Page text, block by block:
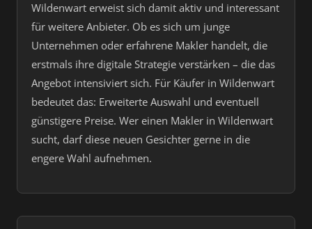
Wildenwart erweist sich damit aktiv und interessant
für weitere Anbieter. Ob es sich um junge
Unternehmen oder erfahrene Makler handelt, die
erstmals ihre digitale Strategie verstärken – die das
Angebot intensiviert sich. Für Käufer in Wildenwart
bedeutet das: Erweiterte Auswahl und eventuell
günstigere Preise. Wer einen Makler in Wildenwart
sucht, darf diese neuen Gesichter gerne in die
engere Wahl aufnehmen.